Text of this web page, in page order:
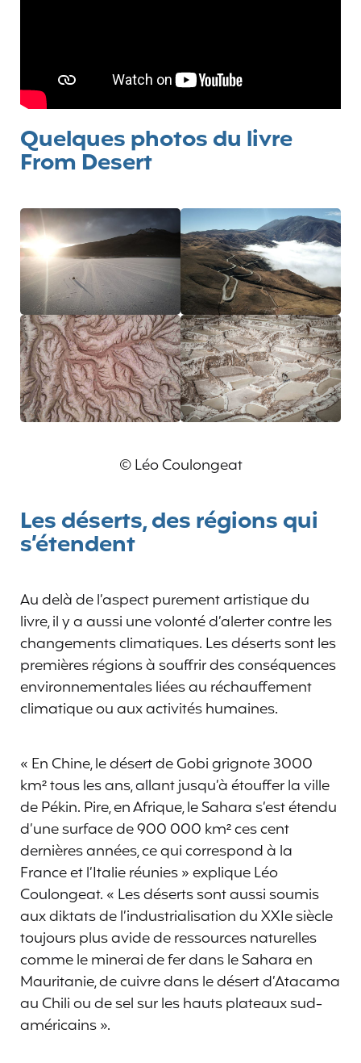
Quelques photos du livre
From Desert
© Léo Coulongeat
Les déserts, des régions qui
s’étendent
Au delà de l’aspect purement artistique du
livre, il y a aussi une volonté d’alerter contre les
changements climatiques. Les déserts sont les
premières régions à souffrir des conséquences
environnementales liées au réchauffement
climatique ou aux activités humaines.
« En Chine, le désert de Gobi grignote 3000
km² tous les ans, allant jusqu’à étouffer la ville
de Pékin. Pire, en Afrique, le Sahara s’est étendu
d’une surface de 900 000 km² ces cent
dernières années, ce qui correspond à la
France et l’Italie réunies » explique Léo
Coulongeat. « Les déserts sont aussi soumis
aux diktats de l’industrialisation du XXIe siècle
toujours plus avide de ressources naturelles
comme le minerai de fer dans le Sahara en
Mauritanie, de cuivre dans le désert d’Atacama
au Chili ou de sel sur les hauts plateaux sud-
américains ».